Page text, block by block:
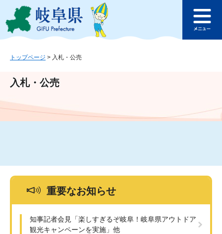
ジ
ュ
文
このページの本文へ
ュ
トップページ > 入札・公売
入札・公売
重要なお知らせ
知事記者会見「楽しすぎるぞ岐阜！岐阜県アウトドア
観光キャンペーンを実施」他